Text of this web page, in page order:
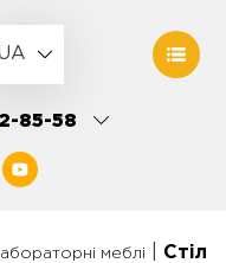
85-58
меблі
Стіл